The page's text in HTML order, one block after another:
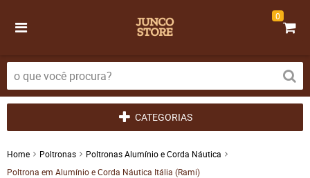
0
CATEGORIAS
Home Poltronas
Poltronas Alumínio e Corda Náutica
Poltrona em Alumínio e Corda Náutica Itália (Rami)